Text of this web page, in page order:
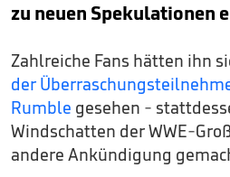
zu neuen Spekulationen
Zahlreiche Fans hätten ihn
der
Rumble gesehen -
Windschatten der WWE-
andere Ankündigung